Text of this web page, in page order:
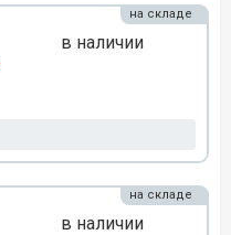
в наличии
на складе
в наличии
на складе